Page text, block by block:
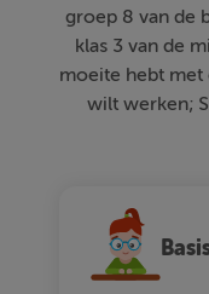
groep 8 van de
klas 3 van de
moeite hebt met
wilt werken;